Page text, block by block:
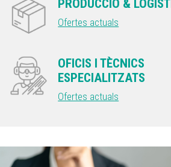
PRODUCCIÓ &
Ofertes actuals
OFICIS I TÈCNICS
ESPECIALITZATS
Ofertes actuals